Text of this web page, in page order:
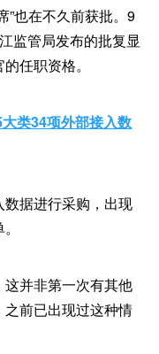
”也在不久前获批。9
监管局发布的批复显
任职资格。
类34项外部接入数
据进行采购，出现
并非第一次有其他
前已出现过这种情